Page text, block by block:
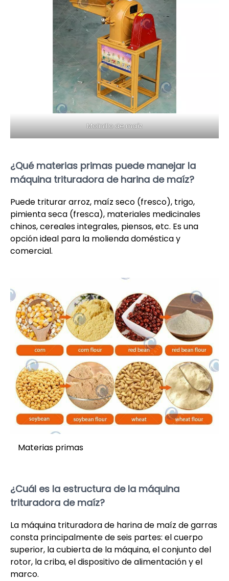
Molinillo de maíz
¿Qué materias primas puede manejar la
máquina trituradora de harina de maíz?
Puede triturar arroz, maíz seco (fresco), trigo,
pimienta seca (fresca), materiales medicinales
chinos, cereales integrales, piensos, etc. Es una
opción ideal para la molienda doméstica y
comercial.
Materias primas
¿Cuál es la estructura de la máquina
trituradora de maíz?
La máquina trituradora de harina de maíz de garras
consta principalmente de seis partes: el cuerpo
superior, la cubierta de la máquina, el conjunto del
rotor, la criba, el dispositivo de alimentación y el
marco.